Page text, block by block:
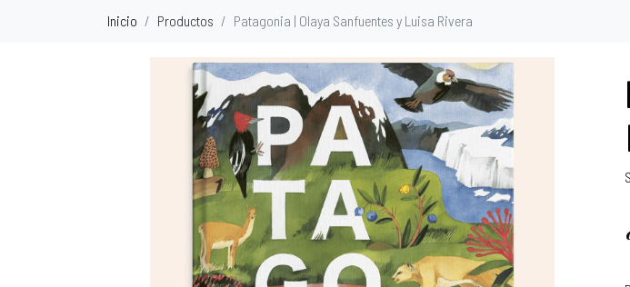
Inicio Productos Patagonia | Olaya Sanfuentes y Luisa Rivera